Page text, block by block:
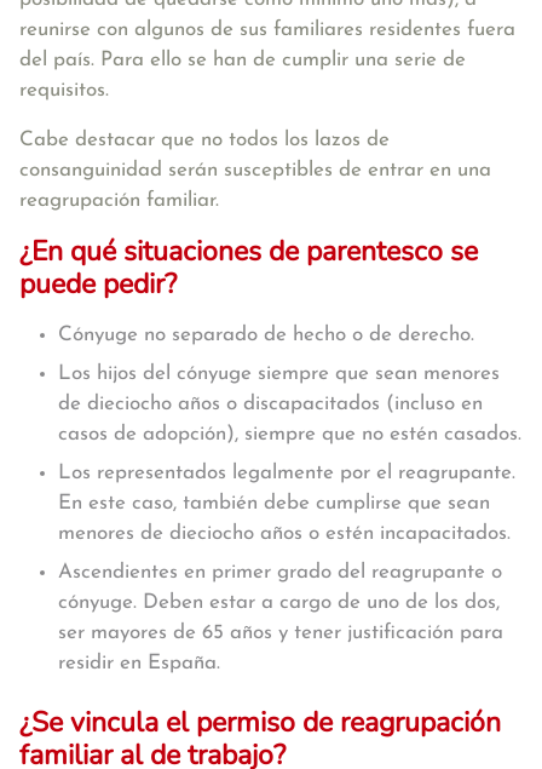
reunirse con algunos de sus familiares residentes fuera
del país. Para ello se han de cumplir una serie de
requisitos.
Cabe destacar que no todos los lazos de
consanguinidad serán susceptibles de entrar en una
reagrupación familiar.
¿En qué situaciones de parentesco se
puede pedir?
Cónyuge no separado de hecho o de derecho.
Los hijos del cónyuge siempre que sean menores
de dieciocho años o discapacitados (incluso en
casos de adopción), siempre que no estén casados.
Los representados legalmente por el reagrupante.
En este caso, también debe cumplirse que sean
menores de dieciocho años o estén incapacitados.
Ascendientes en primer grado del reagrupante o
cónyuge. Deben estar a cargo de uno de los dos,
ser mayores de 65 años y tener justificación para
residir en España.
¿Se vincula el permiso de reagrupación
familiar al de trabajo?